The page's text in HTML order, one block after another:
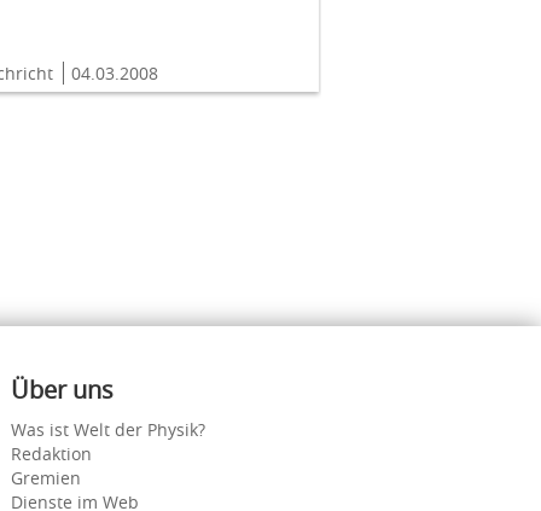
04.03.2008
Über uns
Was ist Welt der Physik?
Redaktion
Gremien
Dienste im Web